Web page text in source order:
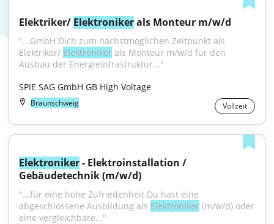
Elektriker/ Elektroniker als Monteur m/w/d
"...GmbH Dich zum nächstmöglichen Zeitpunkt als
Elektriker/ Elektroniker als Monteur m/w/d für den
Ausbau der Energieinfrastruktur..."
SPIE SAG GmbH GB High Voltage
Braunschweig Vollzeit
Elektroniker - Elektroinstallation /
Gebäudetechnik (m/w/d)
"...für eine hohe Zufriedenheit.Du hast eine
abgeschlossene Ausbildung als Elektroniker (m/w/d) oder
eine vergleichbare..."